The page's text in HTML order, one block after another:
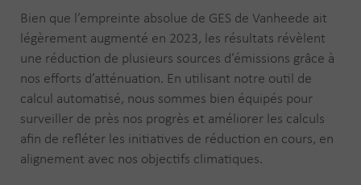
Bien que l’empreinte absolue de GES de Vanheede ait
légèrement augmenté en 2023, les résultats révèlent
une réduction de plusieurs sources d’émissions grâce à
nos efforts d’atténuation. En utilisant notre outil de
calcul automatisé, nous sommes bien équipés pour
surveiller de près nos progrès et améliorer les calculs
afin de refléter les initiatives de réduction en cours, en
alignement avec nos objectifs climatiques.